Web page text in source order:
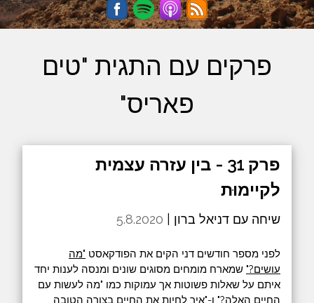
פרקים עם התגית "טים
פאריס"
פרק 31 - בין עזרה עצמית
לקיימוּת
שיחה עם דניאל ברון | 5.8.2020
לפני מספר חודשים דני הקים את הפודקאסט "מה
עושים?" שמארח מומחים מסוגים שונים ומנסה לענות יחד
איתם על שאלות פשוטות אך עמוקות כמו "מה לעשות עם
החיים האלה?" ו-"איך לחיות את החיים בצורה הטובה